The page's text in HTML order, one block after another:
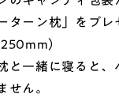
ターン枕」をプレ
）
と一緒に寝ると、
せん。